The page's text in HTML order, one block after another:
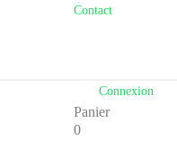
Contact
Connexion
Panier
0